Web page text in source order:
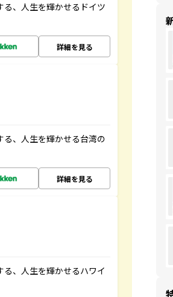
、人生を輝かせるドイツ
詳細を見る
、人生を輝かせる台湾の
詳細を見る
、人生を輝かせるハワイ